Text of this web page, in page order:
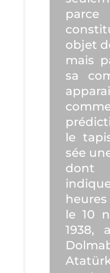
objet
mais
sa
le
sée
dont
le 10
1938,